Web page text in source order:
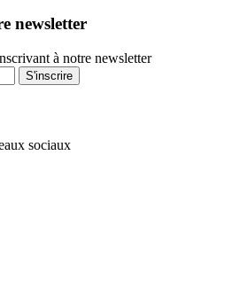
newsletter
à notre newsletter
S'inscrire
sociaux